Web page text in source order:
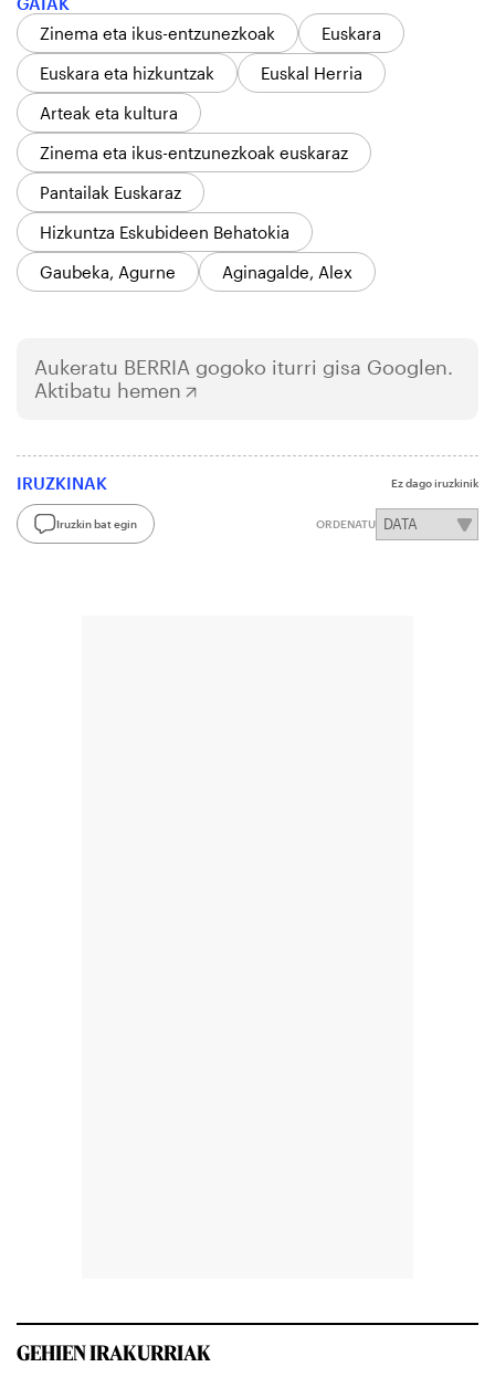
Zinema eta ikus-entzunezkoak
Euskara
Euskara eta hizkuntzak
Euskal Herria
Arteak eta kultura
Zinema eta ikus-entzunezkoak euskaraz
Pantailak Euskaraz
Hizkuntza Eskubideen Behatokia
Gaubeka, Agurne
Aginagalde, Alex
Aukeratu BERRIA gogoko iturri gisa Googlen.
Aktibatu hemen
IRUZKINAK Ez dago iruzkinik
Iruzkin bat egin ORDENATU
GEHIEN IRAKURRIAK